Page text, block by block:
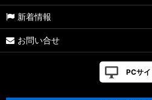
新着情報
お問い合せ
PCサイ